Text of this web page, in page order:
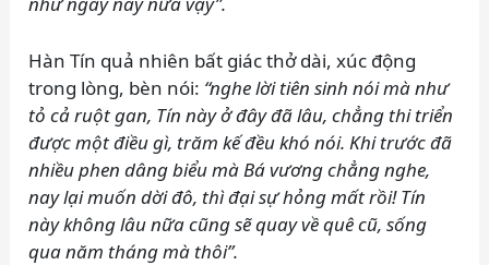
Hàn Tín quả nhiên bất giác thở dài, xúc động
trong lòng, bèn nói: “nghe lời tiên sinh nói mà như
tỏ cả ruột gan, Tín này ở đây đã lâu, chẳng thi triển
được một điều gì, trăm kế đều khó nói. Khi trước đã
nhiều phen dâng biểu mà Bá vương chẳng nghe,
nay lại muốn dời đô, thì đại sự hỏng mất rồi! Tín
này không lâu nữa cũng sẽ quay về quê cũ, sống
qua năm tháng mà thôi”.